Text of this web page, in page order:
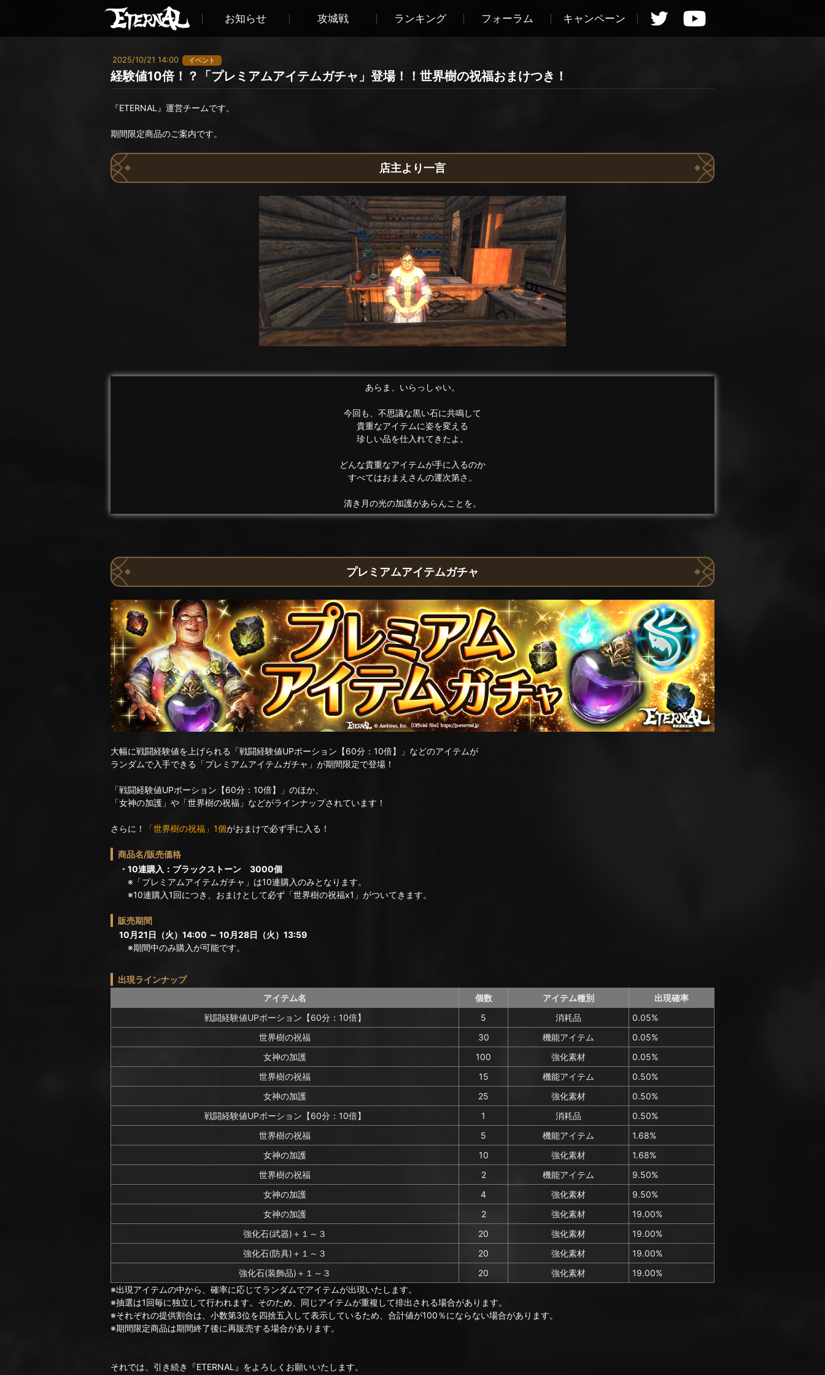
お知らせ 攻城戦 ランキング フォーラム キャンペーン
2025/10/21 14:00 イベント
経験値10倍！？「プレミアムアイテムガチャ」登場！！世界樹の祝福おまけつき！
『ETERNAL』運営チームです。
期間限定商品のご案内です。
店主より一言
あらま、いらっしゃい。
今回も、不思議な黒い石に共鳴して
貴重なアイテムに姿を変える
珍しい品を仕入れてきたよ。
どんな貴重なアイテムが手に入るのか
すべてはおまえさんの運次第さ。
清き月の光の加護があらんことを。
プレミアムアイテムガチャ
大幅に戦闘経験値を上げられる「戦闘経験値UPポーション【60分：10倍】」などのアイテムが
ランダムで入手できる「プレミアムアイテムガチャ」が期間限定で登場！
「戦闘経験値UPポーション【60分：10倍】」のほか、
「女神の加護」や「世界樹の祝福」などがラインナップされています！
さらに！ 「世界樹の祝福」1個がおまけで必ず手に入る！
商品名/販売価格
・10連購入：ブラックストーン 3000個
※「プレミアムアイテムガチャ」は10連購入のみとなります。
※10連購入1回につき、おまけとして必ず「世界樹の祝福x1」がついてきます。
販売期間
10月21日（火）14:00 ～ 10月28日（火）13:59
※期間中のみ購入が可能です。
出現ラインナップ
アイテム名
個数 アイテム種別
出現確率
戦闘経験値UPポーション【60分：10倍】
5 消耗品
0.05%
世界樹の祝福
30 機能アイテム
0.05%
女神の加護
100 強化素材
0.05%
世界樹の祝福
15 機能アイテム
0.50%
女神の加護
25 強化素材
0.50%
戦闘経験値UPポーション【60分：10倍】
1 消耗品
0.50%
世界樹の祝福
5 機能アイテム
1.68%
女神の加護
10 強化素材
1.68%
世界樹の祝福
2 機能アイテム
9.50%
女神の加護
4 強化素材
9.50%
女神の加護
2 強化素材
19.00%
強化石(武器)＋１～３
20 強化素材
19.00%
強化石(防具)＋１～３
20 強化素材
19.00%
強化石(装飾品)＋１～３
20 強化素材
19.00%
※出現アイテムの中から、確率に応じてランダムでアイテムが出現いたします。
※抽選は1回毎に独立して行われます。そのため、同じアイテムが重複して排出される場合があります。
※それぞれの提供割合は、小数第3位を四捨五入して表示しているため、合計値が100％にならない場合があります。
※期間限定商品は期間終了後に再販売する場合があります。
それでは、引き続き『ETERNAL』をよろしくお願いいたします。